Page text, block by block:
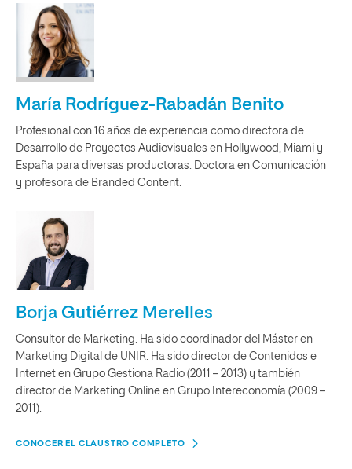
María Rodríguez-Rabadán Benito
Profesional con 16 años de experiencia como directora de
Desarrollo de Proyectos Audiovisuales en Hollywood, Miami y
España para diversas productoras. Doctora en Comunicación
y profesora de Branded Content.
Borja Gutiérrez Merelles
Consultor de Marketing. Ha sido coordinador del Máster en
Marketing Digital de UNIR. Ha sido director de Contenidos e
Internet en Grupo Gestiona Radio (2011 – 2013) y también
director de Marketing Online en Grupo Intereconomía (2009 –
2011).
CONOCER EL CLAUSTRO COMPLETO